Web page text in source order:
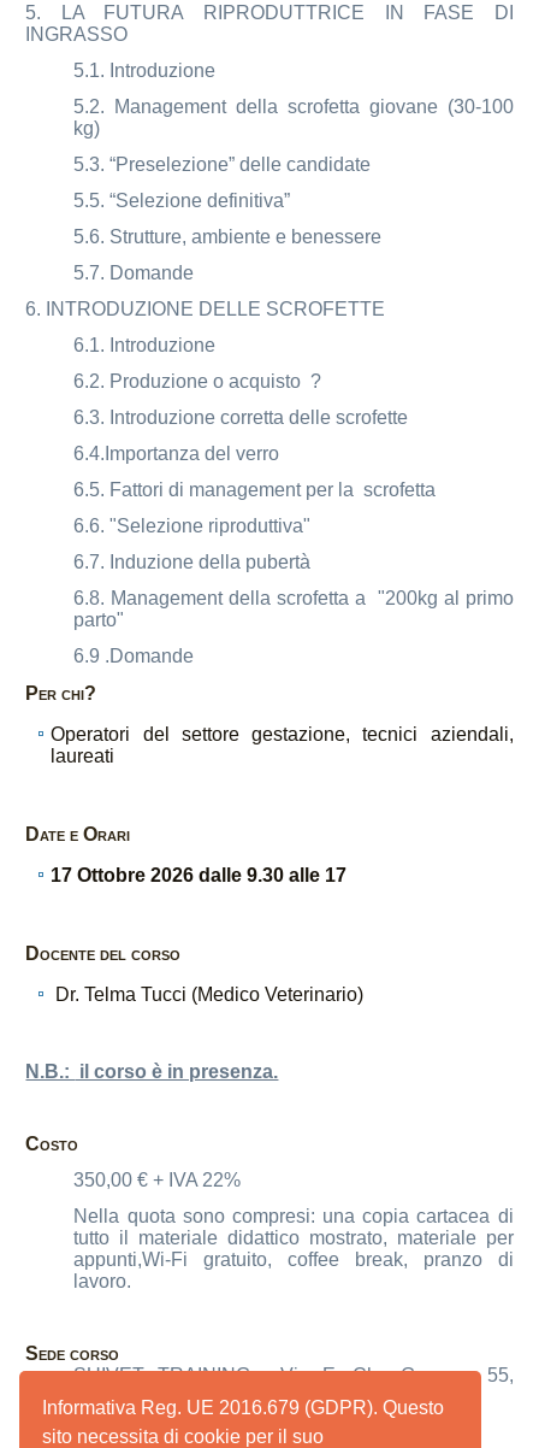
Informativa Reg. UE 2016.679 (GDPR). Questo
sito necessita di cookie per il suo
5. LA FUTURA RIPRODUTTRICE IN FASE DI
INGRASSO
5.1. Introduzione
5.2. Management della scrofetta giovane (30-100
kg)
5.3. “Preselezione” delle candidate
5.5. “Selezione definitiva”
5.6. Strutture, ambiente e benessere
5.7. Domande
6. INTRODUZIONE DELLE SCROFETTE
6.1. Introduzione
6.2. Produzione o acquisto ?
6.3. Introduzione corretta delle scrofette
6.4.Importanza del verro
6.5. Fattori di management per la scrofetta
6.6. "Selezione riproduttiva"
6.7. Induzione della pubertà
6.8. Management della scrofetta a "200kg al primo
parto"
6.9 .Domande
Per chi?
Operatori del settore gestazione, tecnici aziendali,
laureati
Date e Orari
17 Ottobre 2026 dalle 9.30 alle 17
Docente del corso
Dr. Telma Tucci (Medico Veterinario)
N.B.: il corso è in presenza.
Costo
350,00 € + IVA 22%
Nella quota sono compresi: una copia cartacea di
tutto il materiale didattico mostrato, materiale per
appunti,Wi-Fi gratuito, coffee break, pranzo di
lavoro.
Sede corso
SUIVET TRAINING - Via E. Che Guevara 55,
Reggio Emilia